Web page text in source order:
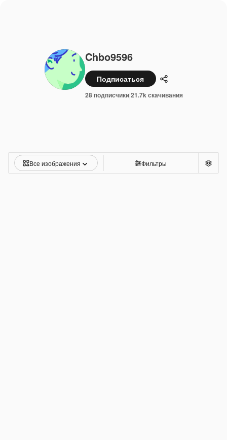
Chbo9596
Подписаться Поделиться
28 подписчики|21.7k скачивания
Все изображения Фильтры